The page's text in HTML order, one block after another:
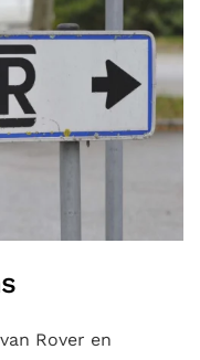
Rover en